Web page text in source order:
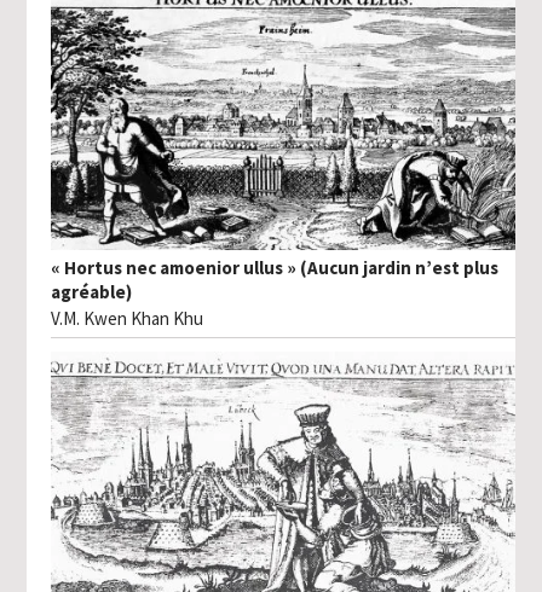
« Hortus nec amoenior ullus » (Aucun jardin n’est plus
agréable)
V.M. Kwen Khan Khu